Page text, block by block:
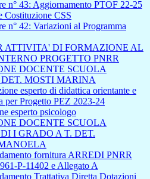
n° 43: Aggiornamento PTOF 22-25
Costituzione CSS
n° 42: Variazioni al Programma
ATTIVITA' DI FORMAZIONE AL
PROGETTO PNRR
DOCENTE SCUOLA
MOSTI MARINA
esperto di didattica orientante e
per Progetto PEZ 2023-24
esperto psicologo
DOCENTE SCUOLA
I GRADO A T. DET.
fornitura ARREDI PNRR
P-11402 e Allegato A
Trattativa Diretta Dotazioni